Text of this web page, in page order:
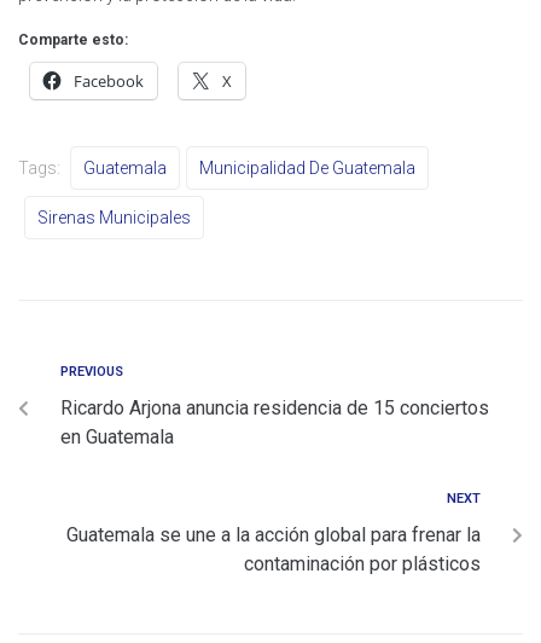
Comparte esto:
Facebook X
Tags: Guatemala Municipalidad De Guatemala
Sirenas Municipales
PREVIOUS
Ricardo Arjona anuncia residencia de 15 conciertos
en Guatemala
NEXT
Guatemala se une a la acción global para frenar la
contaminación por plásticos